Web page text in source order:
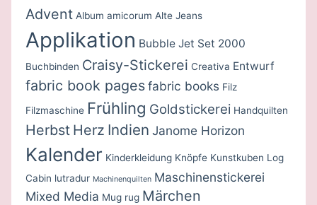
Advent Album amicorum Alte Jeans
Applikation Bubble Jet Set 2000
Buchbinden Craisy-Stickerei Creativa Entwurf
fabric book pages fabric books Filz
Filzmaschine Frühling Goldstickerei Handquilten
Herbst Herz Indien Janome Horizon
Kalender Kinderkleidung Knöpfe Kunstkuben Log
Cabin lutradur Machinenquilten Maschinenstickerei
Mixed Media Mug rug Märchen